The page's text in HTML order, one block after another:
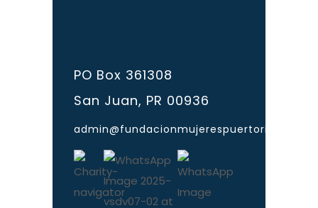
PO Box 361308
San Juan, PR 00936
admin@fundacionmujerespuertorico.org